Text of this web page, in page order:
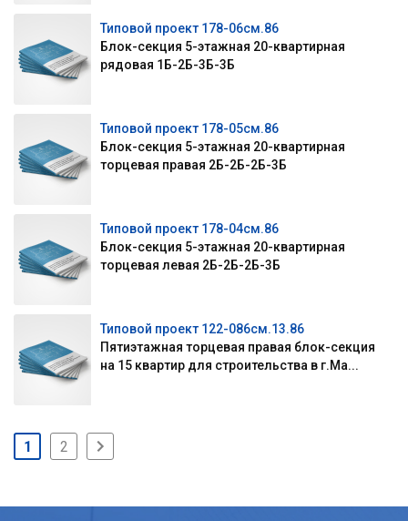
Типовой проект 178-06см.86
Блок-секция 5-этажная 20-квартирная
рядовая 1Б-2Б-3Б-3Б
Типовой проект 178-05см.86
Блок-секция 5-этажная 20-квартирная
торцевая правая 2Б-2Б-2Б-3Б
Типовой проект 178-04см.86
Блок-секция 5-этажная 20-квартирная
торцевая левая 2Б-2Б-2Б-3Б
Типовой проект 122-086см.13.86
Пятиэтажная торцевая правая блок-секция
на 15 квартир для строительства в г.Ма...
1 2